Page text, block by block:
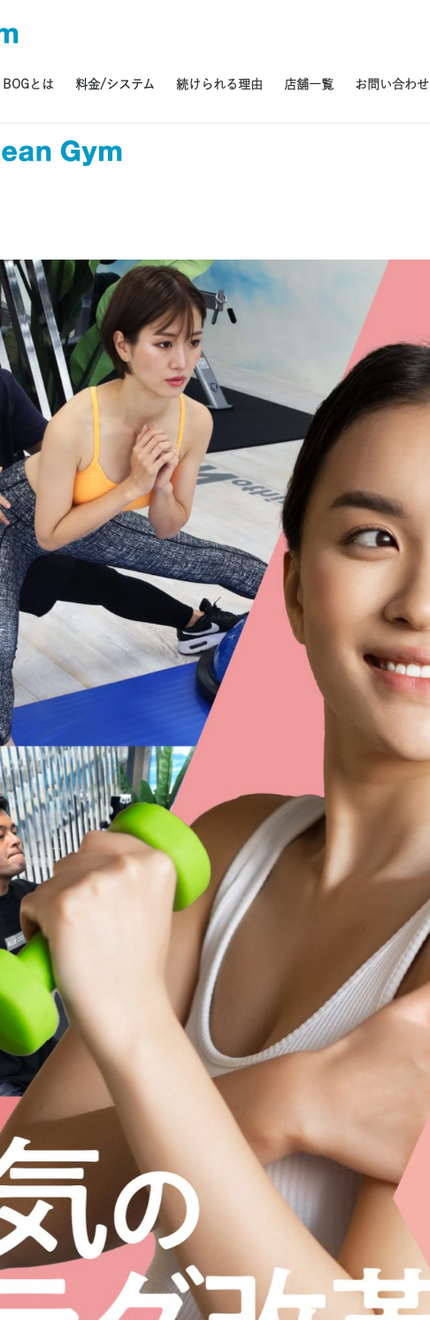
BOGとは 料金/システム 続けられる理由 店舗一覧 お問い合わせ